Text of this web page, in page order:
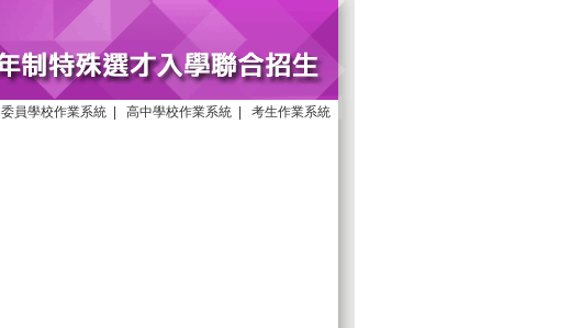
委員學校作業系統 高中學校作業系統 考生作業系統